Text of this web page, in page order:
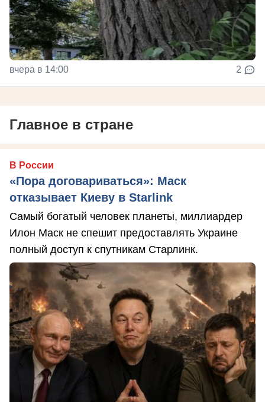
вчера в 14:00 2
Главное в стране
В России
«Пора договариваться»: Маск
отказывает Киеву в Starlink
Самый богатый человек планеты, миллиардер
Илон Маск не спешит предоставлять Украине
полный доступ к спутникам Старлинк.